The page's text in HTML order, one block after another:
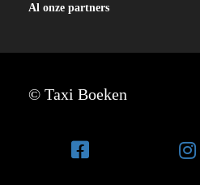
Al onze partners
© Taxi Boeken